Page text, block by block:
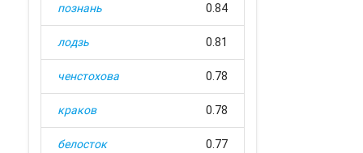
познань 0.84
лодзь 0.81
ченстохова 0.78
краков 0.78
белосток 0.77